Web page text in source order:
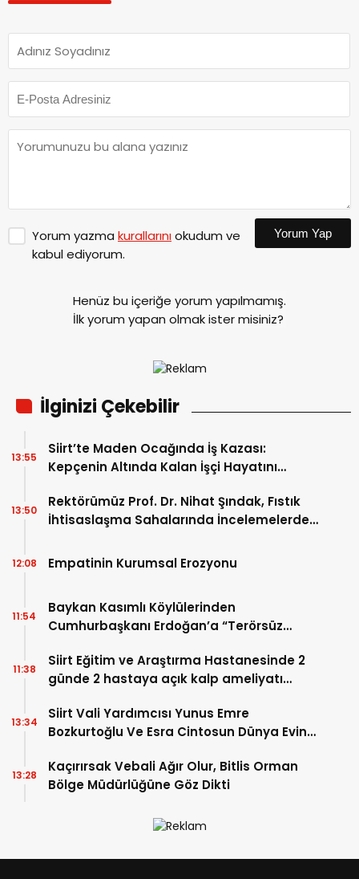
Yorum yazma kurallarınıokudum ve
kabul ediyorum.
Yorum Yap
Henüz bu içeriğe yorum yapılmamış.
İlk yorum yapan olmak ister misiniz?
İlginizi Çekebilir
Siirt’te Maden Ocağında İş Kazası:
Kepçenin Altında Kalan İşçi Hayatını
13:55
Rektörümüz Prof. Dr. Nihat Şındak, Fıstık
İhtisaslaşma Sahalarında İncelemelerde
13:50
Empatinin Kurumsal Erozyonu
12:08
Baykan Kasımlı Köylülerinden
Cumhurbaşkanı Erdoğan’a “Terörsüz
11:54
Siirt Eğitim ve Araştırma Hastanesinde 2
günde 2 hastaya açık kalp ameliyatı
11:38
Siirt Vali Yardımcısı Yunus Emre
Bozkurtoğlu Ve Esra Cintosun Dünya Evine
13:34
Kaçırırsak Vebali Ağır Olur, Bitlis Orman
Bölge Müdürlüğüne Göz Dikti
13:28